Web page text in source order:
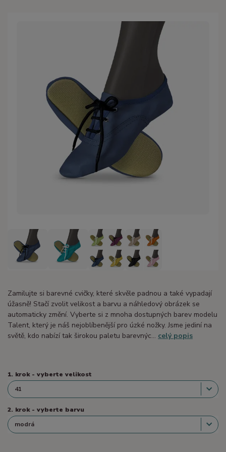
Zamilujte si barevné cvičky, které skvěle padnou a také vypadají
úžasně! Stačí zvolit velikost a barvu a náhledový obrázek se
automaticky změní. Vyberte si z mnoha dostupných barev modelu
Talent, který je náš nejoblíbenější pro úzké nožky. Jsme jediní na
světě, kdo nabízí tak širokou paletu barevnýc... celý popis
1. krok - vyberte velikost
2. krok - vyberte barvu